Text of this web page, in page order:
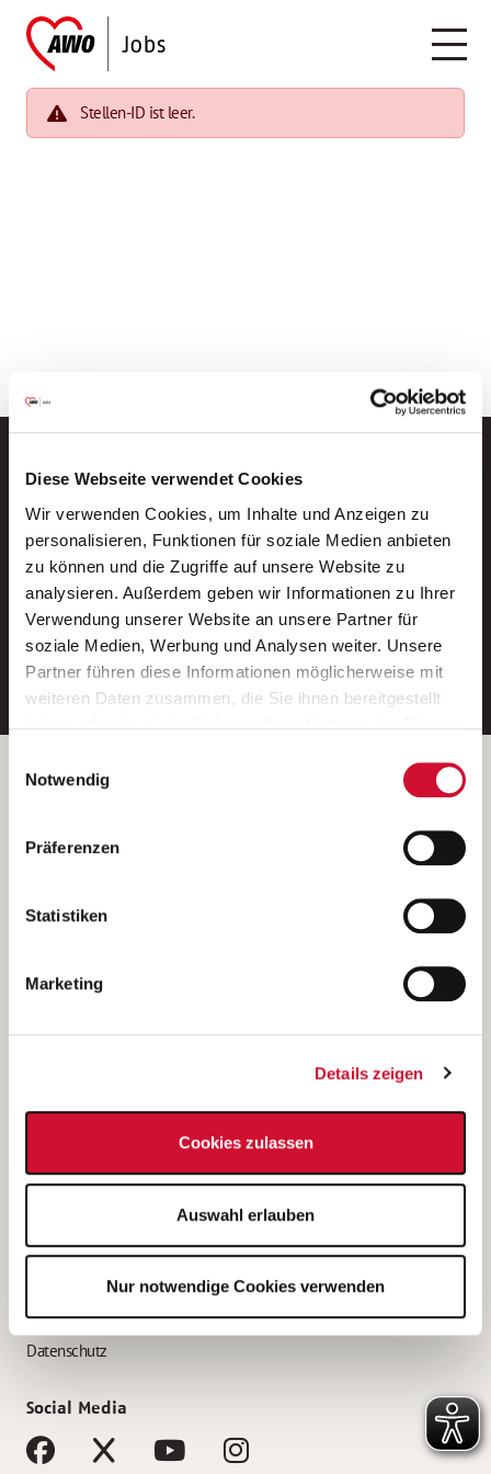
Diese Webseite verwendet Cookies
Wir verwenden Cookies, um Inhalte und Anzeigen zu
personalisieren, Funktionen für soziale Medien anbieten
zu können und die Zugriffe auf unsere Website zu
analysieren. Außerdem geben wir Informationen zu Ihrer
Verwendung unserer Website an unsere Partner für
soziale Medien, Werbung und Analysen weiter. Unsere
Partner führen diese Informationen möglicherweise mit
weiteren Daten zusammen, die Sie ihnen bereitgestellt
Wenn Sie auf „Cookies zulassen“ klicken, so stimmen
Sie der Speicherung sämtlicher Cookies zu. Sie können
Ihre Einwilligung selbstverständlich jederzeit widerrufen,
indem Sie die Cookie-Einstellungen aufrufen und diese
unsererDatenschutzerklärung
Notwendig
Präferenzen
Statistiken
Marketing
Details zeigen
Cookies zulassen
Auswahl erlauben
Nur notwendige Cookies verwenden
Stellen-ID ist leer.
Neue Stellen per E-Mail.
Ein kostenloser Service von AWO
Jobs.
E-Mail-Adresse eintragen
Betreiber der Webseite
Kantstraße 45a
(Ein Tochterunternehmen des AWO Bezirksverbandes Unterfranken
e.V.)
Bewerbung als Altenpflegehelfer*in
Bewerbung als Erzieher*in
AWO Gliederungen nach Bundesland
Impressum
Datenschutz
Social Media